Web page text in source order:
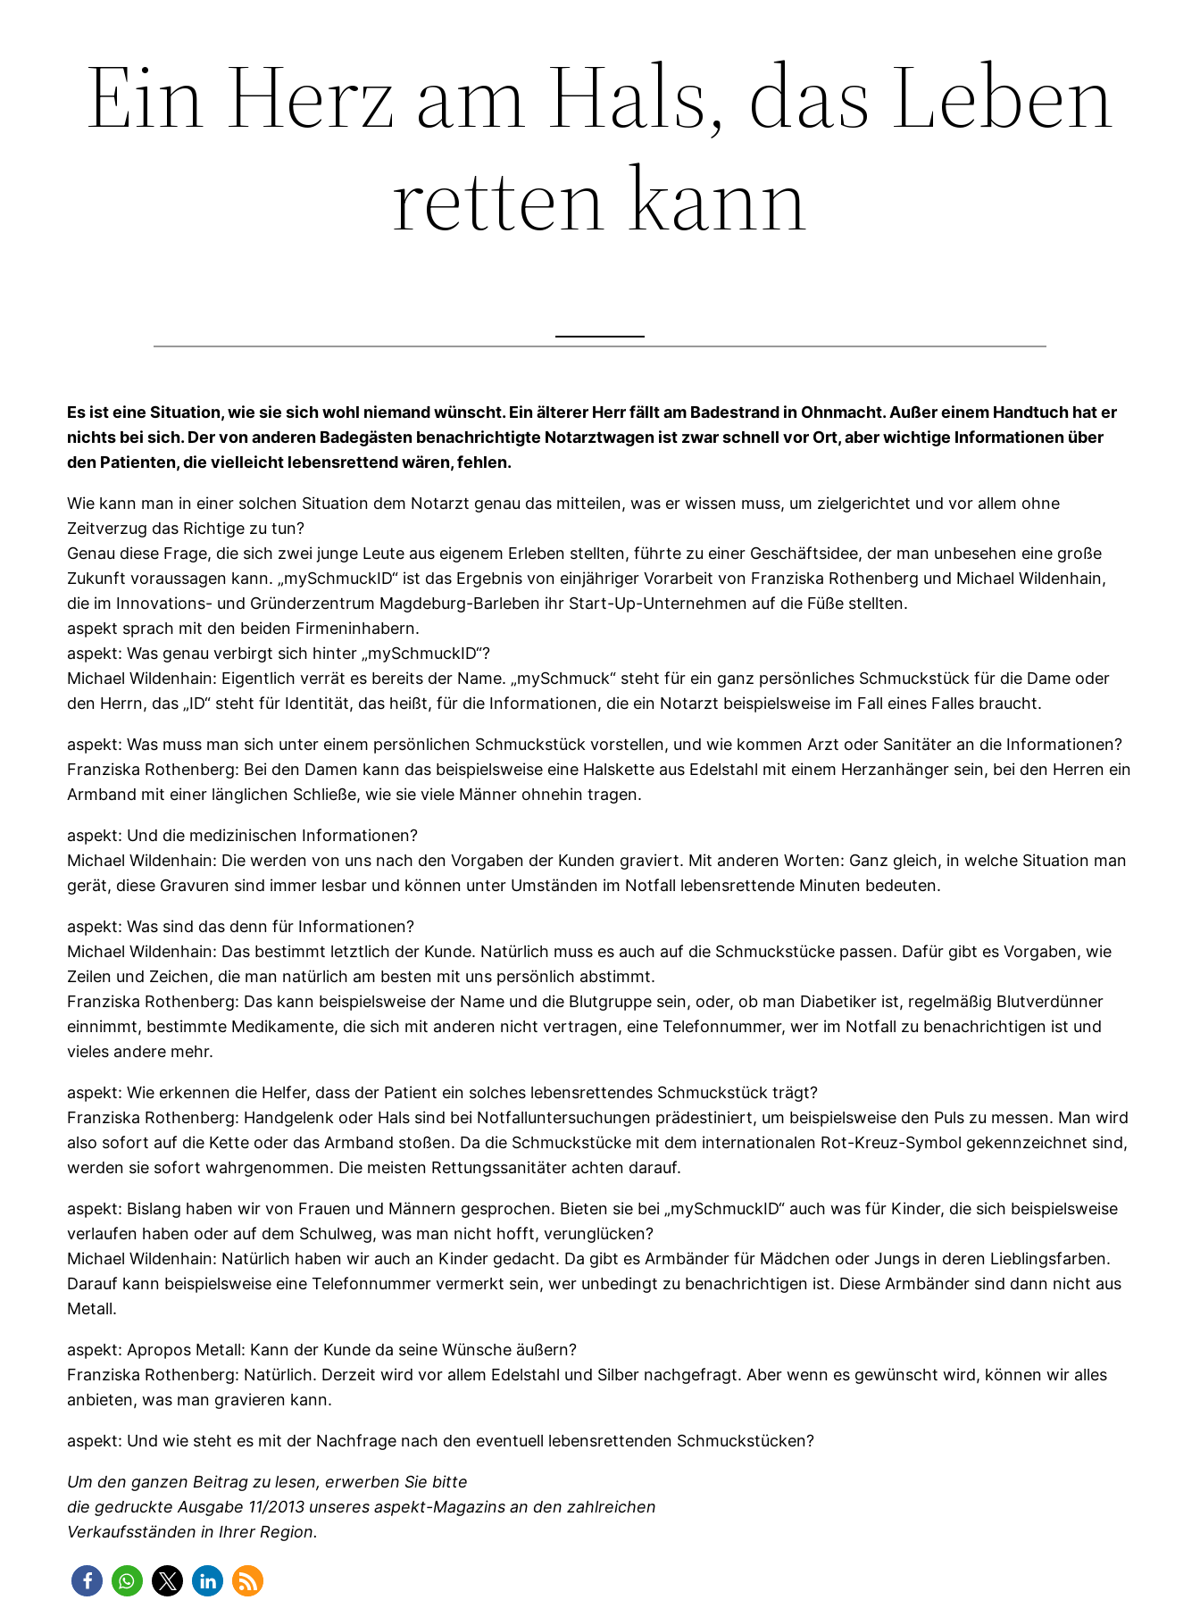
Ein Herz am Hals, das Leben
retten kann
Es ist eine Situation, wie sie sich wohl niemand wünscht. Ein älterer Herr fällt am Badestrand in Ohnmacht. Außer einem Handtuch hat er
nichts bei sich. Der von anderen Badegästen benachrichtigte Notarztwagen ist zwar schnell vor Ort, aber wichtige Informationen über
den Patienten, die vielleicht lebensrettend wären, fehlen.
Wie kann man in einer solchen Situation dem Notarzt genau das mitteilen, was er wissen muss, um zielgerichtet und vor allem ohne
Zeitverzug das Richtige zu tun?
Genau diese Frage, die sich zwei junge Leute aus eigenem Erleben stellten, führte zu einer Geschäftsidee, der man unbesehen eine große
Zukunft voraussagen kann. „mySchmuckID“ ist das Ergebnis von einjähriger Vorarbeit von Franziska Rothenberg und Michael Wildenhain,
die im Innovations- und Gründerzentrum Magdeburg-Barleben ihr Start-Up-Unternehmen auf die Füße stellten.
aspekt sprach mit den beiden Firmeninhabern.
aspekt: Was genau verbirgt sich hinter „mySchmuckID“?
Michael Wildenhain: Eigentlich verrät es bereits der Name. „mySchmuck“ steht für ein ganz persönliches Schmuckstück für die Dame oder
den Herrn, das „ID“ steht für Identität, das heißt, für die Informationen, die ein Notarzt beispielsweise im Fall eines Falles braucht.
aspekt: Was muss man sich unter einem persönlichen Schmuckstück vorstellen, und wie kommen Arzt oder Sanitäter an die Informationen?
Franziska Rothenberg: Bei den Damen kann das beispielsweise eine Halskette aus Edelstahl mit einem Herzanhänger sein, bei den Herren ein
Armband mit einer länglichen Schließe, wie sie viele Männer ohnehin tragen.
aspekt: Und die medizinischen Informationen?
Michael Wildenhain: Die werden von uns nach den Vorgaben der Kunden graviert. Mit anderen Worten: Ganz gleich, in welche Situation man
gerät, diese Gravuren sind immer lesbar und können unter Umständen im Notfall lebensrettende Minuten bedeuten.
aspekt: Was sind das denn für Informationen?
Michael Wildenhain: Das bestimmt letztlich der Kunde. Natürlich muss es auch auf die Schmuckstücke passen. Dafür gibt es Vorgaben, wie
Zeilen und Zeichen, die man natürlich am besten mit uns persönlich abstimmt.
Franziska Rothenberg: Das kann beispielsweise der Name und die Blutgruppe sein, oder, ob man Diabetiker ist, regelmäßig Blutverdünner
einnimmt, bestimmte Medikamente, die sich mit anderen nicht vertragen, eine Telefonnummer, wer im Notfall zu benachrichtigen ist und
vieles andere mehr.
aspekt: Wie erkennen die Helfer, dass der Patient ein solches lebensrettendes Schmuckstück trägt?
Franziska Rothenberg: Handgelenk oder Hals sind bei Notfalluntersuchungen prädestiniert, um beispielsweise den Puls zu messen. Man wird
also sofort auf die Kette oder das Armband stoßen. Da die Schmuckstücke mit dem internationalen Rot-Kreuz-Symbol gekennzeichnet sind,
werden sie sofort wahrgenommen. Die meisten Rettungssanitäter achten darauf.
aspekt: Bislang haben wir von Frauen und Männern gesprochen. Bieten sie bei „mySchmuckID“ auch was für Kinder, die sich beispielsweise
verlaufen haben oder auf dem Schulweg, was man nicht hofft, verunglücken?
Michael Wildenhain: Natürlich haben wir auch an Kinder gedacht. Da gibt es Armbänder für Mädchen oder Jungs in deren Lieblingsfarben.
Darauf kann beispielsweise eine Telefonnummer vermerkt sein, wer unbedingt zu benachrichtigen ist. Diese Armbänder sind dann nicht aus
Metall.
aspekt: Apropos Metall: Kann der Kunde da seine Wünsche äußern?
Franziska Rothenberg: Natürlich. Derzeit wird vor allem Edelstahl und Silber nachgefragt. Aber wenn es gewünscht wird, können wir alles
anbieten, was man gravieren kann.
aspekt: Und wie steht es mit der Nachfrage nach den eventuell lebensrettenden Schmuckstücken?
Um den ganzen Beitrag zu lesen, erwerben Sie bitte
die gedruckte Ausgabe 11/2013 unseres aspekt-Magazins an den zahlreichen
Verkaufsständen in Ihrer Region.